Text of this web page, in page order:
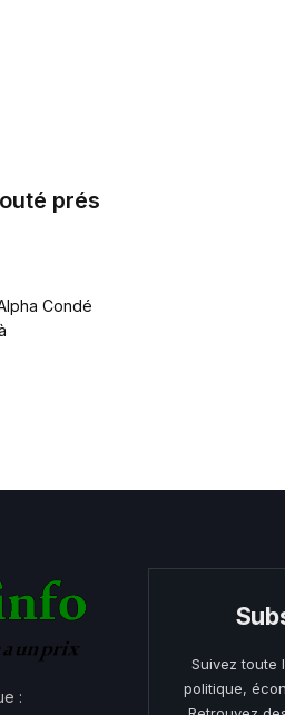
prés
Condé
:
Suivez toute
politique,